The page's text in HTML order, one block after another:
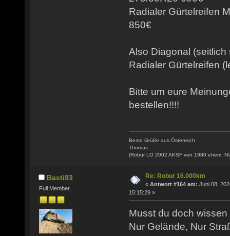
Radialer Gürtelreifen
850€
Also Diagonal
Radialer Gürtelreifen
Bitte um eure
bestellen!!!!
Beste Grüße aus Österreich
Thomas
(Robur LO 2002 AKSF von 1980 ehem.
Basti83
Full Member
Re: Robur 16.000km
« Antwort #164 am: Juni 08,
15:15:29 »
Musst du doch
Nur Gelände, Nur